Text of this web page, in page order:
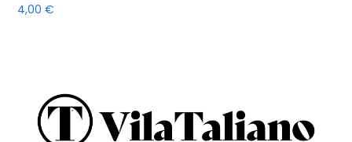
4,00€